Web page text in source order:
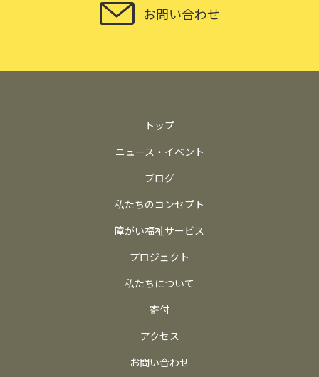
お問い合わせ
トップ
ニュース・イベント
ブログ
私たちのコンセプト
障がい福祉サービス
プロジェクト
私たちについて
寄付
アクセス
お問い合わせ